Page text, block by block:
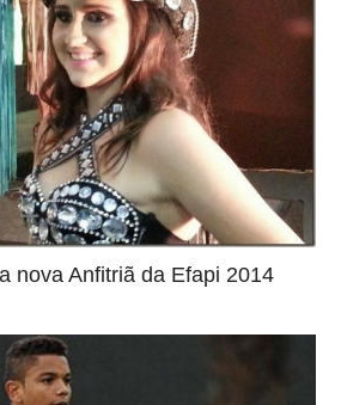
nova Anfitriã da Efapi 2014